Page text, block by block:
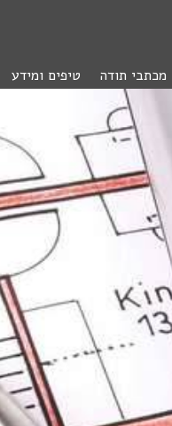
מכתבי תודה טיפים ומידע